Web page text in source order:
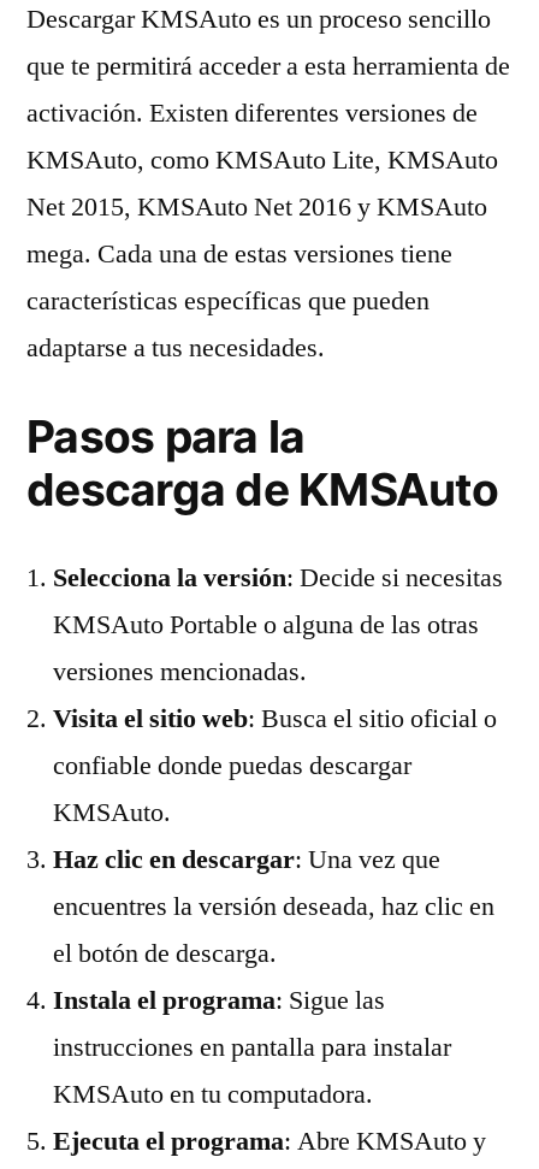
Descargar KMSAuto es un proceso sencillo
que te permitirá acceder a esta herramienta de
activación. Existen diferentes versiones de
KMSAuto, como KMSAuto Lite, KMSAuto
Net 2015, KMSAuto Net 2016 y KMSAuto
mega. Cada una de estas versiones tiene
características específicas que pueden
adaptarse a tus necesidades.
Pasos para la
descarga de KMSAuto
Selecciona la versión: Decide si necesitas
KMSAuto Portable o alguna de las otras
versiones mencionadas.
Visita el sitio web: Busca el sitio oficial o
confiable donde puedas descargar
KMSAuto.
Haz clic en descargar: Una vez que
encuentres la versión deseada, haz clic en
el botón de descarga.
Instala el programa: Sigue las
instrucciones en pantalla para instalar
KMSAuto en tu computadora.
Ejecuta el programa: Abre KMSAuto y